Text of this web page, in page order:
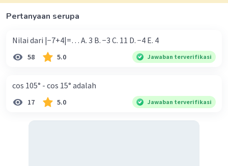
Pertanyaan serupa
Nilai dari |−7+4|=… A. 3 B. −3 C. 11 D. −4 E. 4
58 5.0 Jawaban terverifikasi
cos 105° - cos 15° adalah
17 5.0 Jawaban terverifikasi